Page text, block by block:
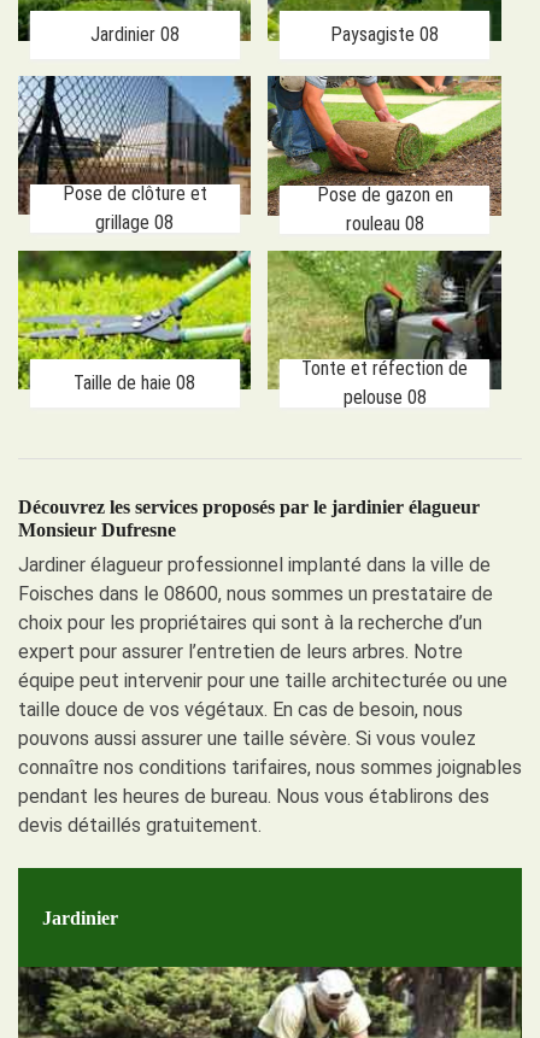
Jardinier 08 Paysagiste 08
Pose de clôture et
grillage 08
Pose de gazon en
rouleau 08
Taille de haie 08
Tonte et réfection de
pelouse 08
Découvrez les services proposés par le jardinier élagueur
Monsieur Dufresne
Jardiner élagueur professionnel implanté dans la ville de
Foisches dans le 08600, nous sommes un prestataire de
choix pour les propriétaires qui sont à la recherche d’un
expert pour assurer l’entretien de leurs arbres. Notre
équipe peut intervenir pour une taille architecturée ou une
taille douce de vos végétaux. En cas de besoin, nous
pouvons aussi assurer une taille sévère. Si vous voulez
connaître nos conditions tarifaires, nous sommes joignables
pendant les heures de bureau. Nous vous établirons des
devis détaillés gratuitement.
Jardinier